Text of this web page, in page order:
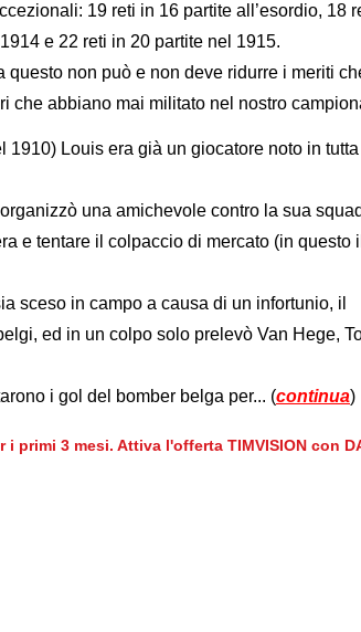
19 reti in 16 partite all’esordio, 18
e 22 reti in 20 partite nel 1915.
non può e non deve ridurre i meriti
che abbiano mai militato nel nostro
Louis era già un giocatore noto in
una amichevole contro la sua
e tentare il colpaccio di mercato (in questo
sceso in campo a causa di un infortunio, il
ed in un colpo solo prelevò Van Hege,
i gol del bomber belga per... (continua)
i primi 3 mesi. Attiva l'offerta TIMVISION con